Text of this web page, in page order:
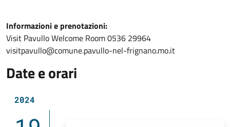
Informazioni e prenotazioni:
Visit Pavullo Welcome Room 0536 29964
visitpavullo@comune.pavullo-nel-frignano.mo.it
Date e orari
2024